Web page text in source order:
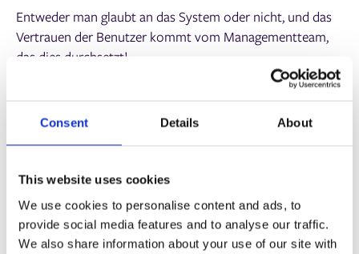
Consent Details About
This website uses cookies
We use cookies to personalise content and ads, to
provide social media features and to analyse our traffic.
We also share information about your use of our site with
Entweder man glaubt an das System oder nicht, und das
Vertrauen der Benutzer kommt vom Managementteam,
das dies durchsetzt!
können auch aus mangelnder Motivation entstehen.
einem Team Vorteile bringt, dem anderen aber nicht? So
ist beispielsweise ein Angebot, das bisher vom Vertrieb
sofort schnell durchgerechnet wurde, jetzt
ausschlaggebend für den Produktionszyklus eines